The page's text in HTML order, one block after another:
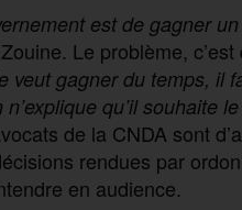
est de gagner
Le problème, c’est
veut gagner du temps, il
qu’il souhaite
de la CNDA sont
rendues par
en audience.